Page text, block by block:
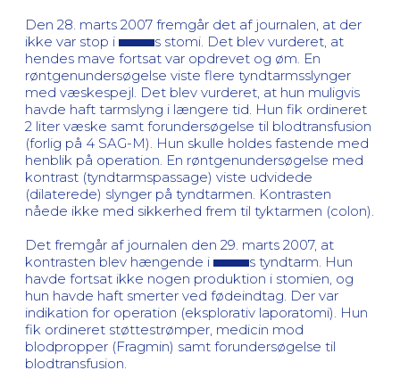
Den 28. marts 2007 fremgår det af journalen, at der
ikke var stop i
s stomi. Det blev vurderet, at
hendes mave fortsat var opdrevet og øm. En
røntgenundersøgelse viste flere tyndtarmsslynger
med væskespejl. Det blev vurderet, at hun muligvis
havde haft tarmslyng i længere tid. Hun fik ordineret
2 liter væske samt forundersøgelse til blodtransfusion
(forlig på 4 SAG-M). Hun skulle holdes fastende med
henblik på operation. En røntgenundersøgelse med
kontrast (tyndtarmspassage) viste udvidede
(dilaterede) slynger på tyndtarmen. Kontrasten
nåede ikke med sikkerhed frem til tyktarmen (colon).
Det fremgår af journalen den 29. marts 2007, at
kontrasten blev hængende i
s tyndtarm. Hun
havde fortsat ikke nogen produktion i stomien, og
hun havde haft smerter ved fødeindtag. Der var
indikation for operation (eksplorativ laporatomi). Hun
fik ordineret støttestrømper, medicin mod
blodpropper (Fragmin) samt forundersøgelse til
blodtransfusion.